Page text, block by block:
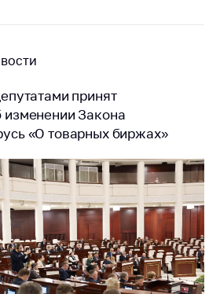
и
принят
изменении Закона
«О товарных биржах»